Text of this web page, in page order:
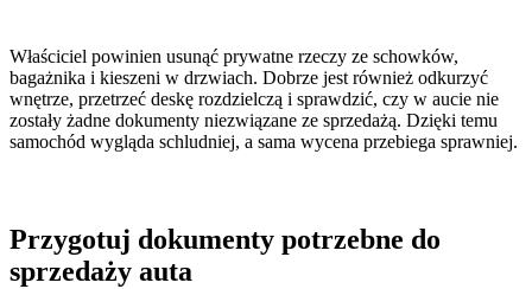
Właściciel powinien usunąć prywatne rzeczy ze schowków,
bagażnika i kieszeni w drzwiach. Dobrze jest również odkurzyć
wnętrze, przetrzeć deskę rozdzielczą i sprawdzić, czy w aucie nie
zostały żadne dokumenty niezwiązane ze sprzedażą. Dzięki temu
samochód wygląda schludniej, a sama wycena przebiega sprawniej.
Przygotuj dokumenty potrzebne do
sprzedaży auta